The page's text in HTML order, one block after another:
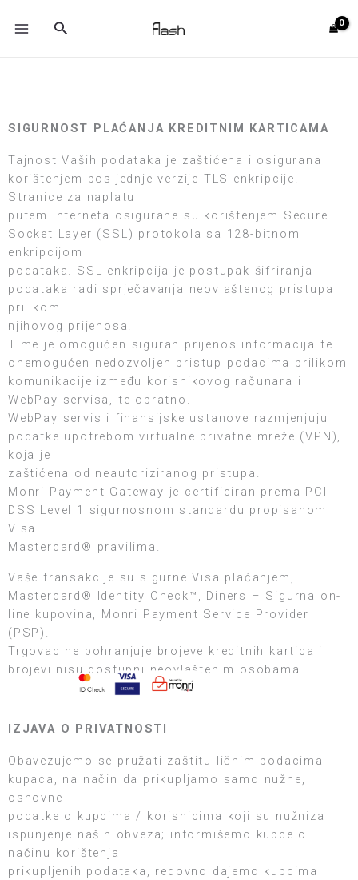
Search
SIGURNOST PLAĆANJA KREDITNIM KARTICAMA
Tajnost Vaših podataka je zaštićena i osigurana
korištenjem posljednje verzije TLS enkripcije.
Stranice za naplatu
putem interneta osigurane su korištenjem Secure
Socket Layer (SSL) protokola sa 128-bitnom
enkripcijom
podataka. SSL enkripcija je postupak šifriranja
podataka radi sprječavanja neovlaštenog pristupa
prilikom
njihovog prijenosa.
Time je omogućen siguran prijenos informacija te
onemogućen nedozvoljen pristup podacima prilikom
komunikacije između korisnikovog računara i
WebPay servisa, te obratno.
WebPay servis i finansijske ustanove razmjenjuju
podatke upotrebom virtualne privatne mreže (VPN),
koja je
zaštićena od neautoriziranog pristupa.
Monri Payment Gateway je certificiran prema PCI
DSS Level 1 sigurnosnom standardu propisanom
Visa i
Mastercard® pravilima.
Vaše transakcije su sigurne Visa plaćanjem,
Mastercard® Identity Check™, Diners – Sigurna on-
line kupovina, Monri Payment Service Provider
(PSP).
Trgovac ne pohranjuje brojeve kreditnih kartica i
brojevi nisu dostupni neovlaštenim osobama.
IZJAVA O PRIVATNOSTI
Obavezujemo se pružati zaštitu ličnim podacima
kupaca, na način da prikupljamo samo nužne,
osnovne
podatke o kupcima / korisnicima koji su nužniza
ispunjenje naših obveza; informišemo kupce o
načinu korištenja
prikupljenih podataka, redovno dajemo kupcima